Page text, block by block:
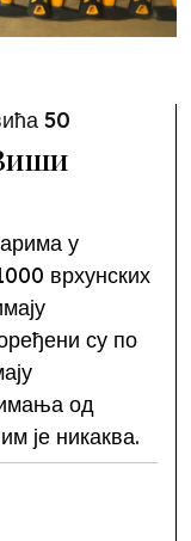
50
у
врхунских
су по
од
је никаква.